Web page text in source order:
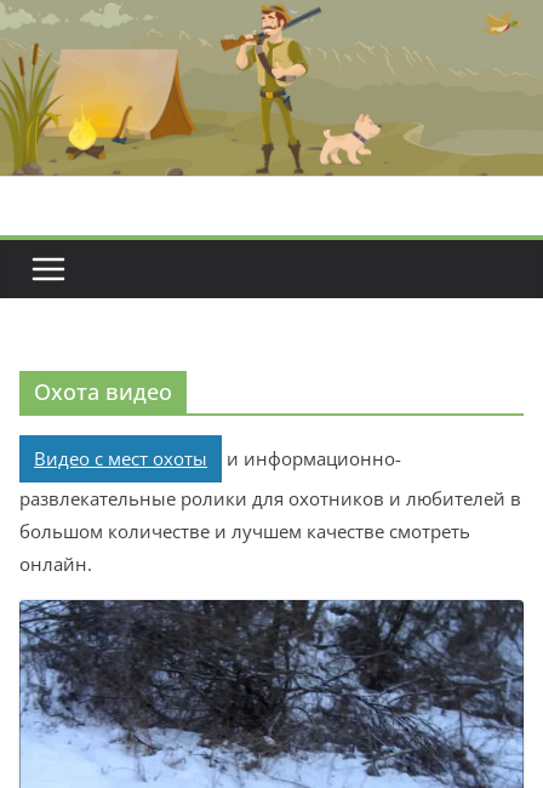
Перейти
содержимому
Охота видео
Видео с мест охоты
и информационно-
развлекательные ролики для охотников и любителей в
большом количестве и лучшем качестве смотреть
онлайн.